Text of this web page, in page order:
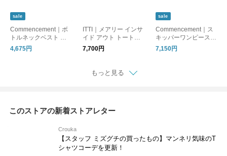
sale
Commencement｜ボ
トルネックベスト 重
ね着 BOTTLENECK V
EST C-244 コメンス
4,675円
ITTI｜メアリー インサ
イド アウト トートバ
ッグ ショルダー Lサイ
ズ 鞄 ユニセックス M
TE-L ITTI-BAG-131-C
B 25Q3 13126Q1 イ
7,700円
sale
Commencement｜ス
キッパーワンピース S
kipper onepiece Vネ
ック ロング レイヤー
7,150円
もっと見る
このストアの新着ストアレター
Crouka
【スタッフ ミズグチの買ったもの】マンネリ気味のT
シャツコーデを更新！